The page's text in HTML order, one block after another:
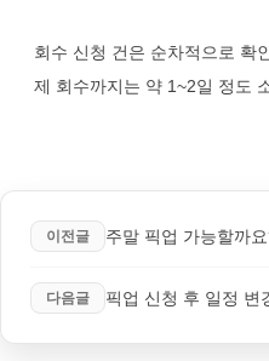
회수 신청 건은 순차적으로 확
제 회수까지는 약 1~2일 정도
이전글 주말 픽업 가능할까
다음글 픽업 신청 후 일정 변